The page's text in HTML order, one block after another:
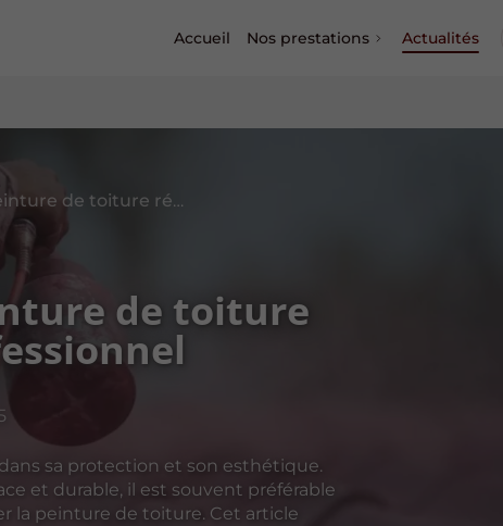
Accueil Nos prestations Actualités
Avantages de la peinture de toiture réalisée par un professionnel
de toiture
sa protection et son esthétique.
et durable, il est souvent préférable
la peinture de toiture. Cet article